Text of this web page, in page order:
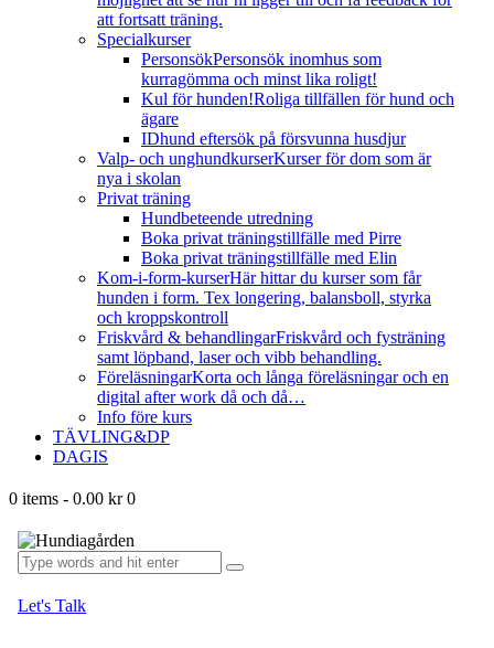
att fortsatt träning.
Specialkurser
PersonsökPersonsök inomhus som
kurragömma och minst lika roligt!
Kul för hunden!Roliga tillfällen för hund och
ägare
IDhund eftersök på försvunna husdjur
Valp- och unghundkurserKurser för dom som är
nya i skolan
Privat träning
Hundbeteende utredning
Boka privat träningstillfälle med Pirre
Boka privat träningstillfälle med Elin
Kom-i-form-kurserHär hittar du kurser som får
hunden i form. Tex longering, balansboll, styrka
och kroppskontroll
Friskvård & behandlingarFriskvård och fysträning
samt löpband, laser och vibb behandling.
FöreläsningarKorta och långa föreläsningar och en
digital after work då och då…
Info före kurs
TÄVLING&DP
DAGIS
0 items - 0.00 kr 0
Let's Talk